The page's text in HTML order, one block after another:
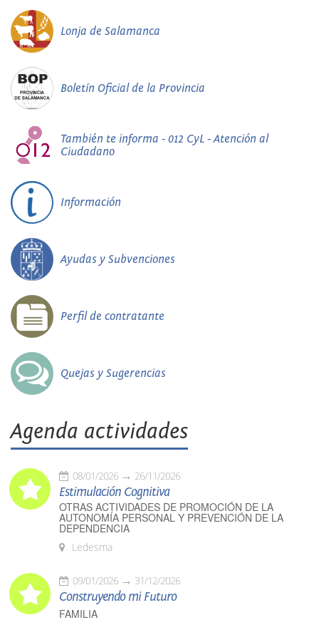
Lonja de Salamanca
Boletín Oficial de la Provincia
También te informa - 012 CyL - Atención al
Ciudadano
Información
Ayudas y Subvenciones
Perfil de contratante
Quejas y Sugerencias
Agenda actividades
08/01/2026 26/11/2026
Estimulación Cognitiva
OTRAS ACTIVIDADES DE PROMOCIÓN DE LA
AUTONOMÍA PERSONAL Y PREVENCIÓN DE LA
DEPENDENCIA
Ledesma
09/01/2026 31/12/2026
Construyendo mi Futuro
FAMILIA